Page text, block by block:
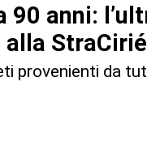
90 anni:
StraCirié
provenienti da